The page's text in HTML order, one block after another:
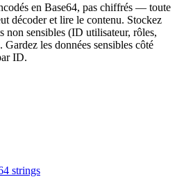
en Base64, pas chiffrés — toute
décoder et lire le contenu. Stockez
non sensibles (ID utilisateur, rôles,
les données sensibles côté
ID.
strings